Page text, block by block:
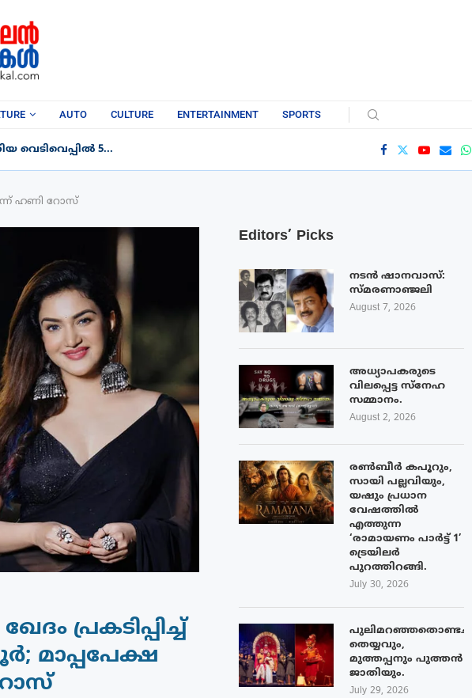
AUTO CULTURE ENTERTAINMENT SPORTS
വെടിവെപ്പിൽ 5...
ഹണി റോസ്
പ്രകടിപ്പിച്ച്
മാപ്പപേക്ഷ
Editors’ Picks
നടൻ ഷാനവാസ്:
സ്മരണാഞ്ജലി
August 7, 2026
അധ്യാപകരുടെ
വിലപ്പെട്ട സ്നേഹ
സമ്മാനം.
August 2, 2026
രൺബീർ കപൂറും,
സായി പല്ലവിയും,
യഷും പ്രധാന
വേഷത്തിൽ
എത്തുന്ന
‘രാമായണം പാർട്ട് 1’
ട്രെയിലർ
പുറത്തിറങ്ങി.
July 30, 2026
തെയ്യവും,
മുത്തപ്പനും പുത്തൻ
ജാതിയും.
July 29, 2026